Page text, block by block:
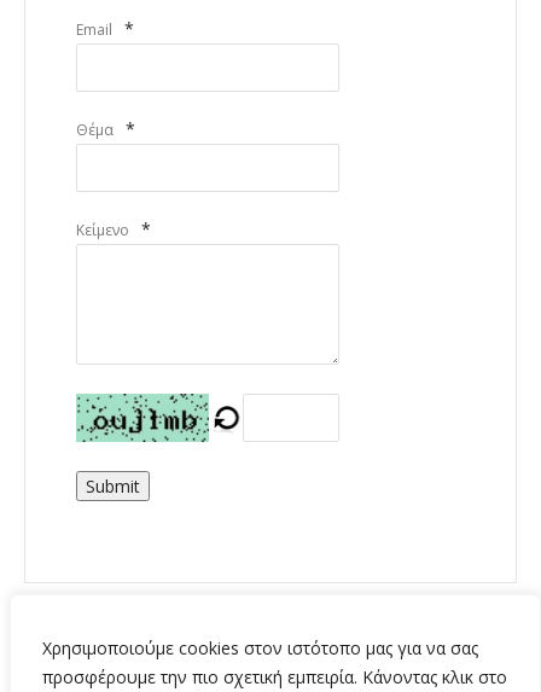
Χρησιμοποιούμε cookies στον ιστότοπο μας για να σας
προσφέρουμε την πιο σχετική εμπειρία. Κάνοντας κλικ στο
Email *
Θέμα *
Κείμενο *
Submit